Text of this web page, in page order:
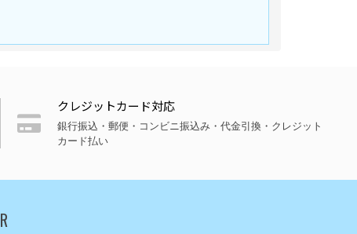
クレジットカード対応
銀行振込・郵便・コンビニ振込み・代金引換・クレジット
カード払い